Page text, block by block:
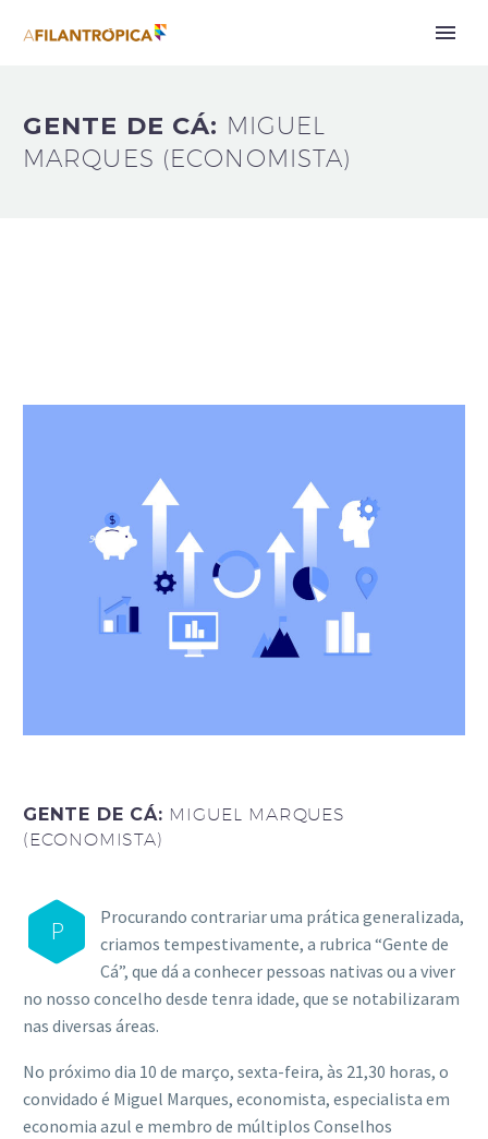
GENTE DE CÁ: MIGUEL
MARQUES (ECONOMISTA)
GENTE DE CÁ: MIGUEL MARQUES
(ECONOMISTA)
P
Procurando contrariar uma prática generalizada,
criamos tempestivamente, a rubrica “Gente de
Cá”, que dá a conhecer pessoas nativas ou a viver
no nosso concelho desde tenra idade, que se notabilizaram
nas diversas áreas.
No próximo dia 10 de março, sexta-feira, às 21,30 horas, o
convidado é Miguel Marques, economista, especialista em
economia azul e membro de múltiplos Conselhos